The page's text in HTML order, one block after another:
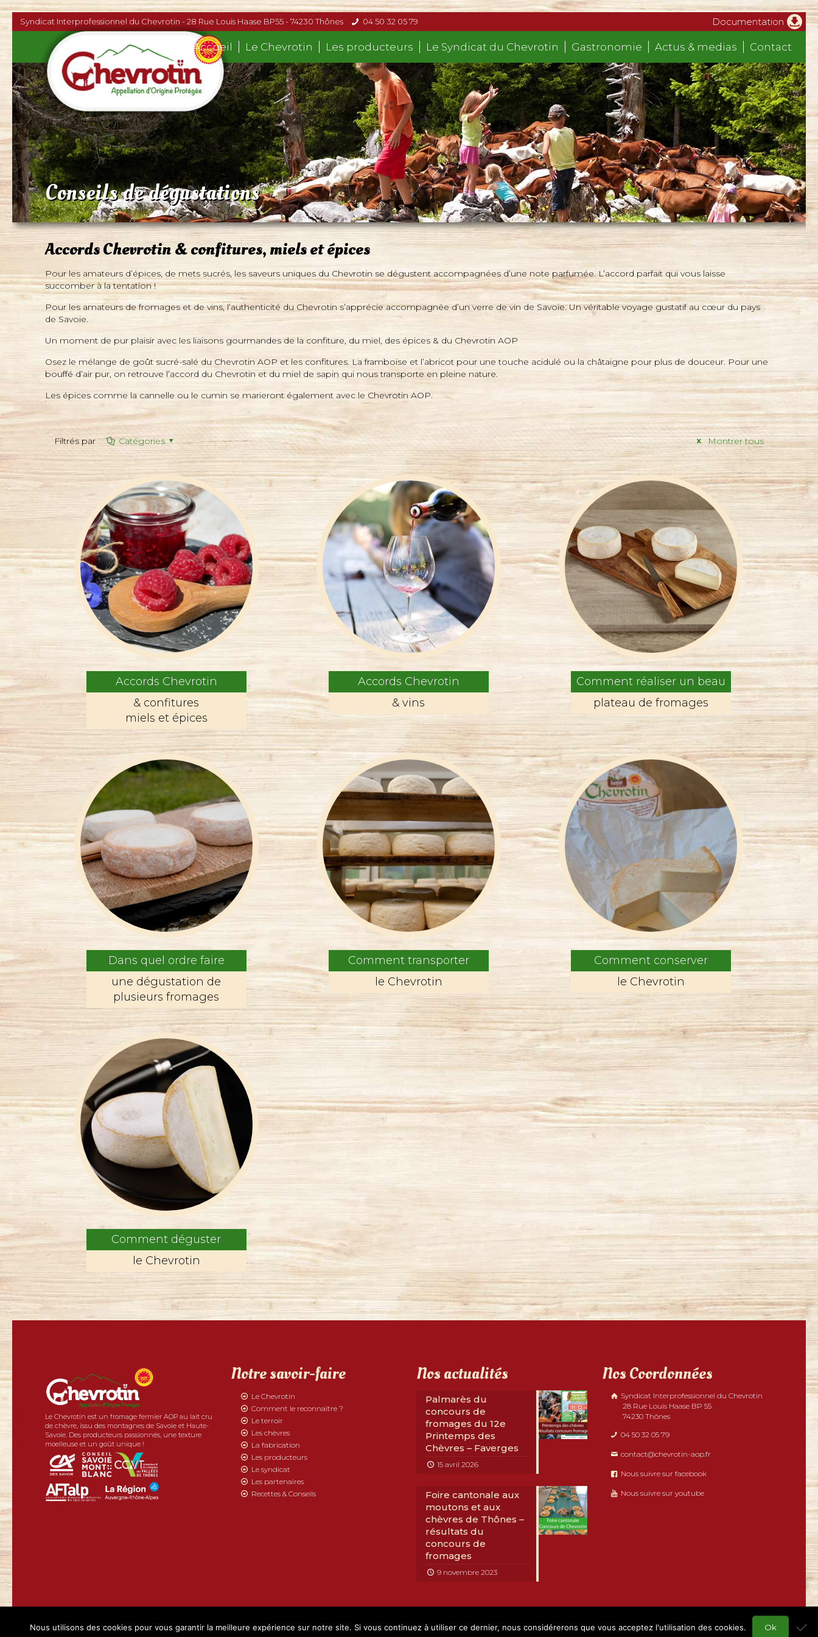
Syndicat Interprofessionnel du Chevrotin - 28 Rue Louis Haase BP55 - 74230 Thônes 04 50 32 05 79 Documentation
Accueil Le Chevrotin Les producteurs Le Syndicat du Chevrotin Gastronomie Actus & medias Contact
Conseils de dégustations
Accords Chevrotin & confitures, miels et épices
Pour les amateurs d’épices, de mets sucrés, les saveurs uniques du Chevrotin se dégustent accompagnées d’une note parfumée. L’accord parfait qui vous laisse
succomber à la tentation !
Pour les amateurs de fromages et de vins, l’authenticité du Chevrotin s’apprécie accompagnée d’un verre de vin de Savoie. Un véritable voyage gustatif au cœur du pays
de Savoie.
Un moment de pur plaisir avec les liaisons gourmandes de la confiture, du miel, des épices & du Chevrotin AOP
Osez le mélange de goût sucré-salé du Chevrotin AOP et les confitures. La framboise et l’abricot pour une touche acidulé ou la châtaigne pour plus de douceur. Pour une
bouffé d’air pur, on retrouve l’accord du Chevrotin et du miel de sapin qui nous transporte en pleine nature.
Les épices comme la cannelle ou le cumin se marieront également avec le Chevrotin AOP.
Filtrés par Catégories Montrer tous
Accords Chevrotin
& confitures
miels et épices
Accords Chevrotin
& vins
Comment réaliser un beau
plateau de fromages
Dans quel ordre faire
une dégustation de
plusieurs fromages
Comment transporter
le Chevrotin
Comment conserver
le Chevrotin
Comment déguster
le Chevrotin
Le Chevrotin est un fromage fermier AOP au lait cru
de chèvre, issu des montagnes de Savoie et Haute-
Savoie. Des producteurs passionnés, une texture
moelleuse et un goût unique !
Notre savoir-faire
Le Chevrotin
Comment le reconnaître ?
Le terroir
Les chèvres
La fabrication
Les producteurs
Le syndicat
Les partenaires
Recettes & Conseils
Nos actualités
Palmarès du
concours de
fromages du 12e
Printemps des
Chèvres – Faverges
15 avril 2026
Foire cantonale aux
moutons et aux
chèvres de Thônes –
résultats du
concours de
fromages
9 novembre 2023
Nos Coordonnées
Syndicat Interprofessionnel du Chevrotin
28 Rue Louis Haase BP 55
74230 Thônes
04 50 32 05 79
contact@chevrotin-aop.fr
Nous suivre sur facebook
Nous suivre sur youtube
Licom Développement RGPD
Nous utilisons des cookies pour vous garantir la meilleure expérience sur notre site. Si vous continuez à utiliser ce dernier, nous considérerons que vous acceptez l'utilisation des cookies. Ok